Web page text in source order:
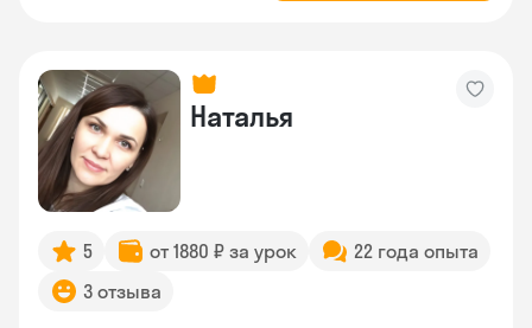
Наталья
5 от 1880 ₽ за урок
22 года опыта
3 отзыва